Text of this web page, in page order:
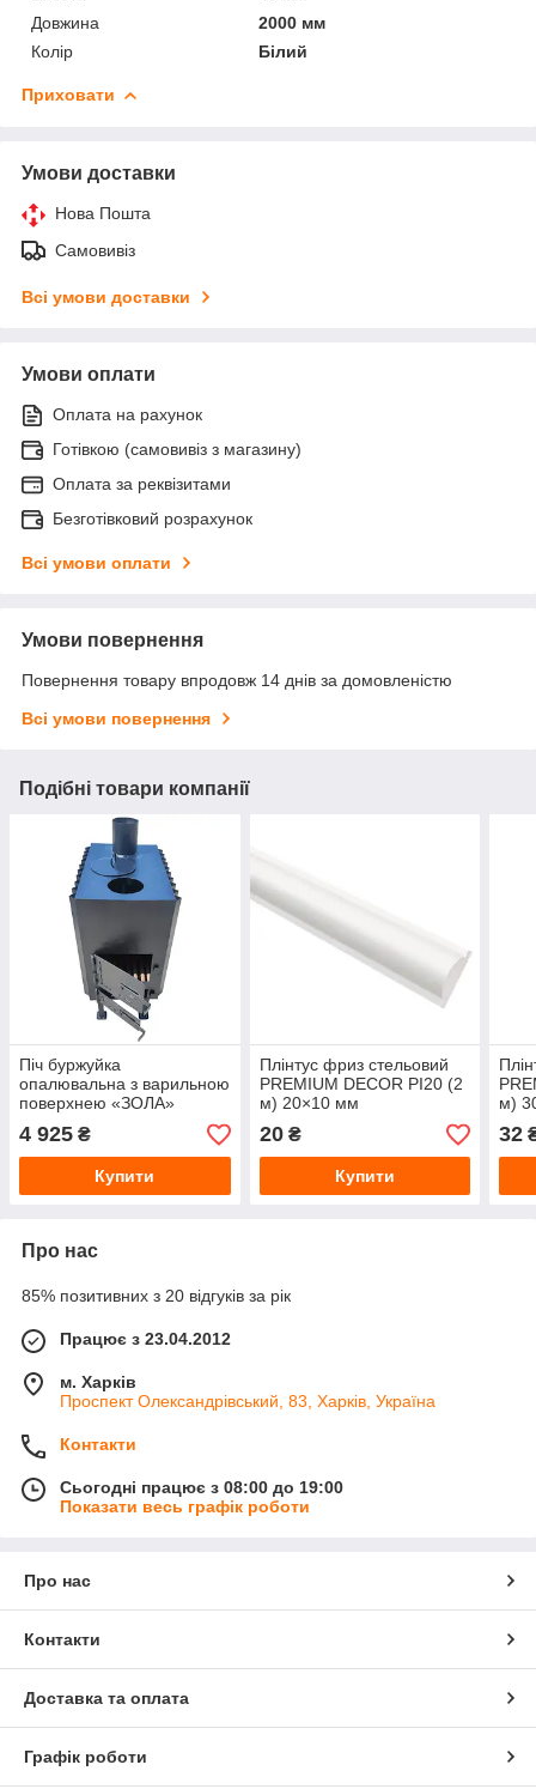
Довжина
2000 мм
Колір
Білий
Приховати
Умови доставки
Нова Пошта
Самовивіз
Всі умови доставки
Умови оплати
Оплата на рахунок
Готівкою (самовивіз з магазину)
Оплата за реквізитами
Безготівковий розрахунок
Всі умови оплати
Умови повернення
Повернення товару впродовж 14 днів за домовленістю
Всі умови повернення
Подібні товари компанії
Піч буржуйка
опалювальна з варильною
поверхнею «ЗОЛА»
(велика) сталь 3 мм
4 925 ₴
Купити
Плінтус фриз стельовий
PREMIUM DECOR PI20 (2
м) 20×10 мм
20₴
Купити
м)
32
Про нас
85% позитивних з 20 відгуків за рік
Працює з 23.04.2012
м. Харків
Проспект Олександрівський, 83, Харків, Україна
Контакти
Сьогодні працює з 08:00 до 19:00
Показати весь графік роботи
Про нас
Контакти
Доставка та оплата
Графік роботи